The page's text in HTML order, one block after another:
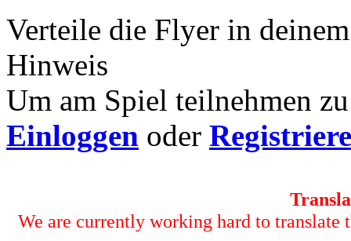
Verteile die Flyer in
Hinweis
Um am Spiel teilnehmen
Einloggen oder
We are currently working hard to translate